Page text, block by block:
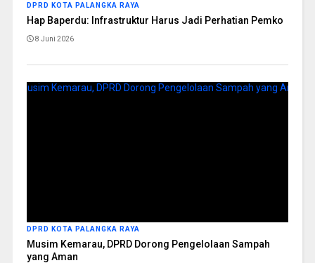
DPRD KOTA PALANGKA RAYA
Hap Baperdu: Infrastruktur Harus Jadi Perhatian Pemko
8 Juni 2026
DPRD KOTA PALANGKA RAYA
Musim Kemarau, DPRD Dorong Pengelolaan Sampah
yang Aman